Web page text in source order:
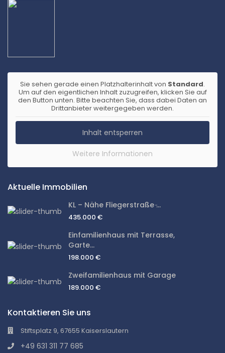
Sie sehen gerade einen Platzhalterinhalt von Standard.
Um auf den eigentlichen Inhalt zuzugreifen, klicken Sie auf
den Button unten. Bitte beachten Sie, dass dabei Daten an
Drittanbieter weitergegeben werden.
Inhalt entsperren
Weitere Informationen
Aktuelle Immobilien
KL – Nähe Fliegerstraße ̵...
435.000 €
Einfamilienhaus mit Terrasse,
Garte...
198.000 €
Zweifamilienhaus mit Garage
189.000 €
Kontaktieren Sie uns
Stiftsplatz 9, 67655 Kaiserslautern
+49 631 311 77 685